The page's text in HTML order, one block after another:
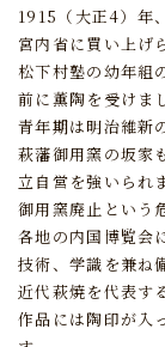
1915（大正4）年
宮内省に買い上げ
松下村塾の幼年組
前に薫陶を受けま
青年期は明治維新
萩藩御用窯の坂家
立自営を強いられ
御用窯廃止という
各地の内国博覧会
技術、学識を兼ね
近代萩焼を代表す
作品には陶印が入